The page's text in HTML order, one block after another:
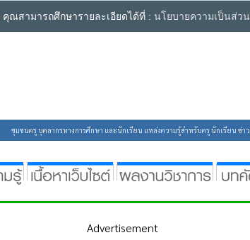
ณสามารถศึกษารายละเอียดได้ที่ : นโยบายความเป็นส่ว
ชุมชนครู บุคลากรทางการศึกษา และนักเรียน แหล่งความรู้สำหรับครู นักเรียน ข่
Advertisement